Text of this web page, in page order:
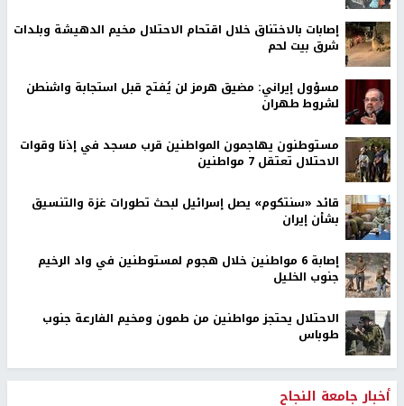
إصابات بالاختناق خلال اقتحام الاحتلال مخيم الدهيشة وبلدات
شرق بيت لحم
مسؤول إيراني: مضيق هرمز لن يُفتح قبل استجابة واشنطن
لشروط طهران
مستوطنون يهاجمون المواطنين قرب مسجد في إذنا وقوات
الاحتلال تعتقل 7 مواطنين
قائد «سنتكوم» يصل إسرائيل لبحث تطورات غزة والتنسيق
بشأن إيران
إصابة 6 مواطنين خلال هجوم لمستوطنين في واد الرخيم
جنوب الخليل
الاحتلال يحتجز مواطنين من طمون ومخيم الفارعة جنوب
طوباس
أخبار جامعة النجاح